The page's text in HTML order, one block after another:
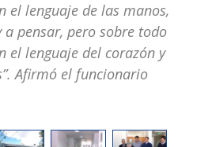
el lenguaje de las manos,
pensar, pero sobre todo
el lenguaje del corazón y
Afirmó el funcionario